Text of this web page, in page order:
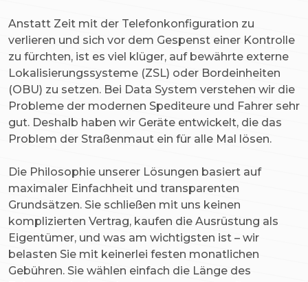
Anstatt Zeit mit der Telefonkonfiguration zu
verlieren und sich vor dem Gespenst einer Kontrolle
zu fürchten, ist es viel klüger, auf bewährte externe
Lokalisierungssysteme (ZSL) oder Bordeinheiten
(OBU) zu setzen. Bei Data System verstehen wir die
Probleme der modernen Spediteure und Fahrer sehr
gut. Deshalb haben wir Geräte entwickelt, die das
Problem der Straßenmaut ein für alle Mal lösen.
Die Philosophie unserer Lösungen basiert auf
maximaler Einfachheit und transparenten
Grundsätzen. Sie schließen mit uns keinen
komplizierten Vertrag, kaufen die Ausrüstung als
Eigentümer, und was am wichtigsten ist – wir
belasten Sie mit keinerlei festen monatlichen
Gebühren. Sie wählen einfach die Länge des